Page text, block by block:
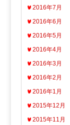
2016年7月
2016年6月
2016年5月
2016年4月
2016年3月
2016年2月
2016年1月
2015年12月
2015年11月